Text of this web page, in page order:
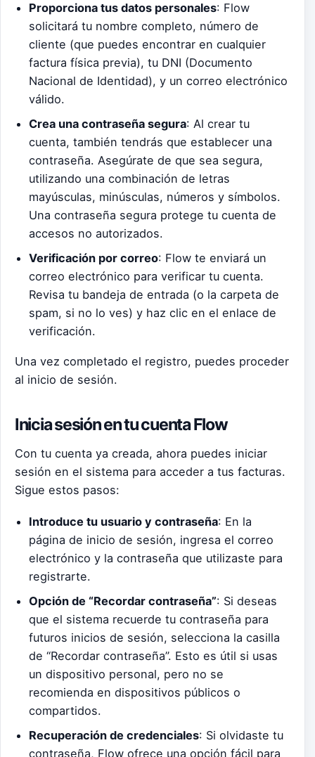
Proporciona tus datos personales: Flow
solicitará tu nombre completo, número de
cliente (que puedes encontrar en cualquier
factura física previa), tu DNI (Documento
Nacional de Identidad), y un correo electrónico
válido.
Crea una contraseña segura: Al crear tu
cuenta, también tendrás que establecer una
contraseña. Asegúrate de que sea segura,
utilizando una combinación de letras
mayúsculas, minúsculas, números y símbolos.
Una contraseña segura protege tu cuenta de
accesos no autorizados.
Verificación por correo: Flow te enviará un
correo electrónico para verificar tu cuenta.
Revisa tu bandeja de entrada (o la carpeta de
spam, si no lo ves) y haz clic en el enlace de
verificación.
Una vez completado el registro, puedes proceder
al inicio de sesión.
Inicia sesión en tu cuenta Flow
Con tu cuenta ya creada, ahora puedes iniciar
sesión en el sistema para acceder a tus facturas.
Sigue estos pasos:
Introduce tu usuario y contraseña: En la
página de inicio de sesión, ingresa el correo
electrónico y la contraseña que utilizaste para
registrarte.
Opción de “Recordar contraseña”: Si deseas
que el sistema recuerde tu contraseña para
futuros inicios de sesión, selecciona la casilla
de “Recordar contraseña”. Esto es útil si usas
un dispositivo personal, pero no se
recomienda en dispositivos públicos o
compartidos.
Recuperación de credenciales: Si olvidaste tu
contraseña, Flow ofrece una opción fácil para